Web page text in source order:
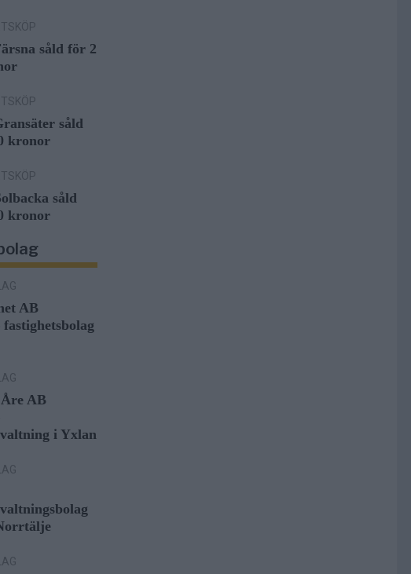
såld för 2
såld
kronor
såld
kronor
AB
AB
i Yxlan